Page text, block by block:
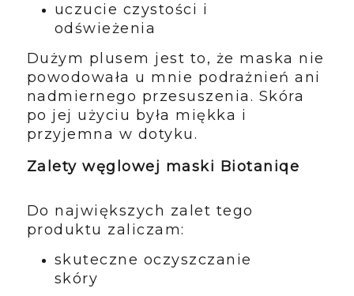
uczucie czystości i
odświeżenia
Dużym plusem jest to, że maska nie
powodowała u mnie podrażnień ani
nadmiernego przesuszenia. Skóra
po jej użyciu była miękka i
przyjemna w dotyku.
Zalety węglowej maski Biotaniqe
Do największych zalet tego
produktu zaliczam:
skuteczne oczyszczanie
skóry